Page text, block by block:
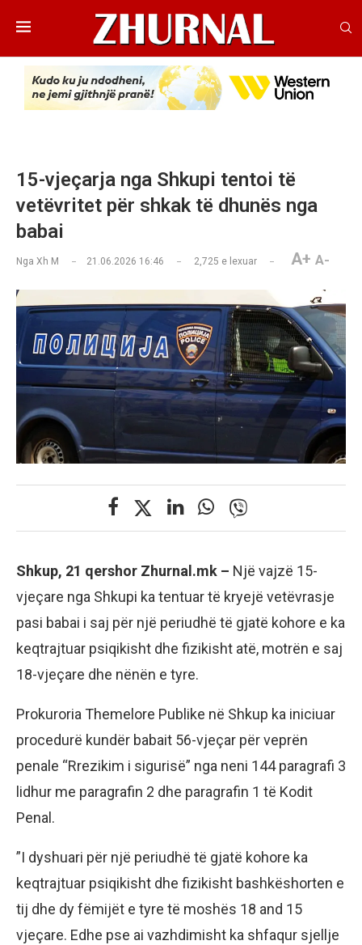
15-vjeçarja nga Shkupi tentoi të
vetëvritet për shkak të dhunës nga
babai
Nga Xh M 21.06.2026 16:46 2,725 e lexuar A+ A-
Shkup, 21 qershor Zhurnal.mk – Një vajzë 15-
vjeçare nga Shkupi ka tentuar të kryejë vetëvrasje
pasi babai i saj për një periudhë të gjatë kohore e ka
keqtrajtuar psiqikisht dhe fizikisht atë, motrën e saj
18-vjeçare dhe nënën e tyre.
​Prokuroria Themelore Publike në Shkup ka iniciuar
procedurë kundër babait 56-vjeçar për veprën
penale “Rrezikim i sigurisë” nga neni 144 paragrafi 3
lidhur me paragrafin 2 dhe paragrafin 1 të Kodit
Penal.
​”I dyshuari për një periudhë të gjatë kohore ka
keqtrajtuar psiqikisht dhe fizikisht bashkëshorten e
tij dhe dy fëmijët e tyre të moshës 18 and 15
vjeçare. Edhe pse ai vazhdimisht ka shfaqur sjellje